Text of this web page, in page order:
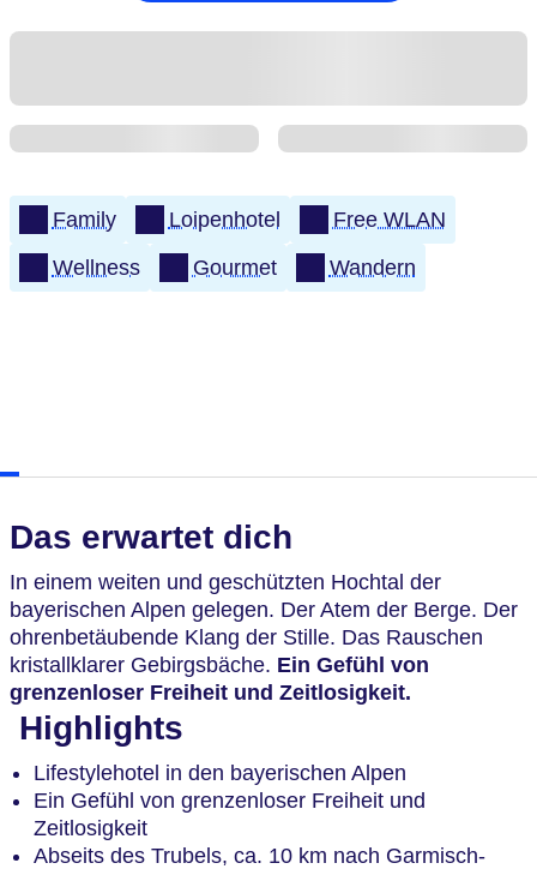
Family Loipenhotel
Free WLAN
Wellness
Gourmet Wandern
Das erwartet dich
In einem weiten und geschützten Hochtal der
bayerischen Alpen gelegen. Der Atem der Berge. Der
ohrenbetäubende Klang der Stille. Das Rauschen
kristallklarer Gebirgsbäche. Ein Gefühl von
grenzenloser Freiheit und Zeitlosigkeit.
Highlights
Lifestylehotel in den bayerischen Alpen
Ein Gefühl von grenzenloser Freiheit und
Zeitlosigkeit
Abseits des Trubels, ca. 10 km nach Garmisch-